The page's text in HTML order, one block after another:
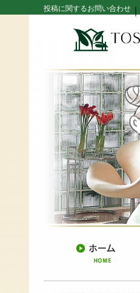
投稿に関するお問い合わせ